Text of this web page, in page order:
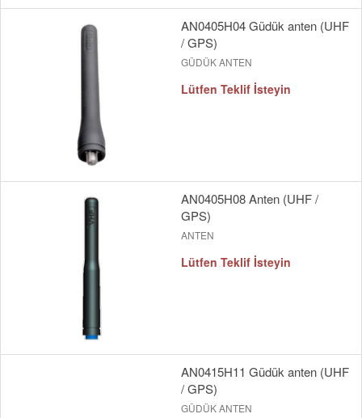
AN0405H04 Güdük anten (UHF
/ GPS)
GÜDÜK ANTEN
Lütfen Teklif İsteyin
AN0405H08 Anten (UHF /
GPS)
ANTEN
Lütfen Teklif İsteyin
AN0415H11 Güdük anten (UHF
/ GPS)
GÜDÜK ANTEN